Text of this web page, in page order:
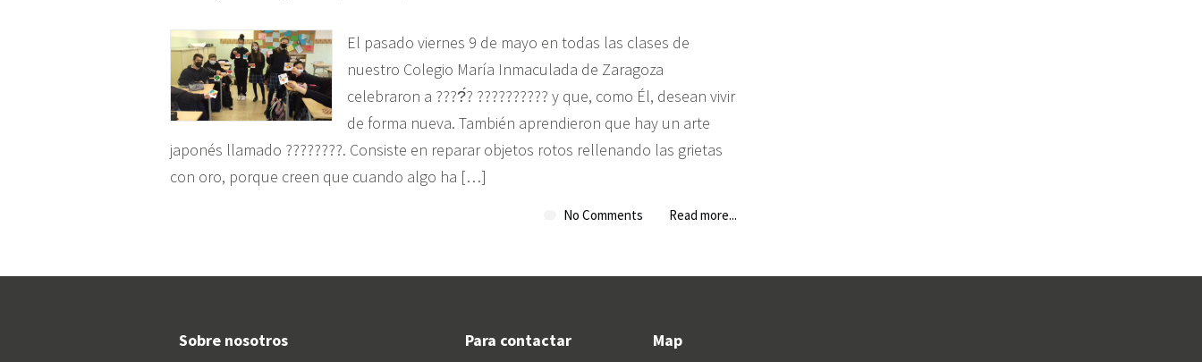
El pasado viernes 9 de mayo en todas las clases de
nuestro Colegio María Inmaculada de Zaragoza
celebraron a ????́? ?????????? y que, como Él, desean vivir
de forma nueva. También aprendieron que hay un arte
japonés llamado ????????. Consiste en reparar objetos rotos rellenando las grietas
con oro, porque creen que cuando algo ha […]
No Comments Read more...
Sobre nosotros Para contactar Map